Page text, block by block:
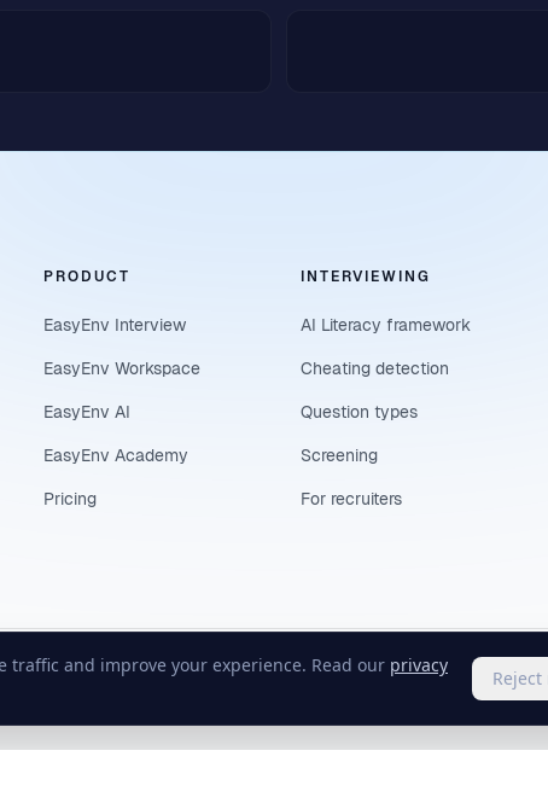
traffic and improve your experience. Read our privacy
PRODUCT
EasyEnv Interview
EasyEnv Workspace
EasyEnv AI
EasyEnv Academy
Pricing
INTERVIEWING
AI Literacy framework
Cheating detection
Question types
Screening
For recruiters